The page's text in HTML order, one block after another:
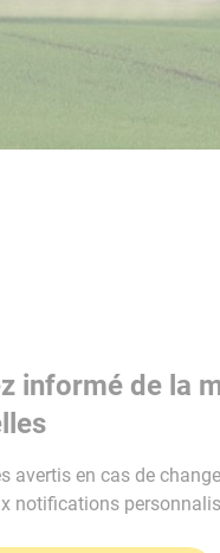
informé de la
avertis en cas de
notifications